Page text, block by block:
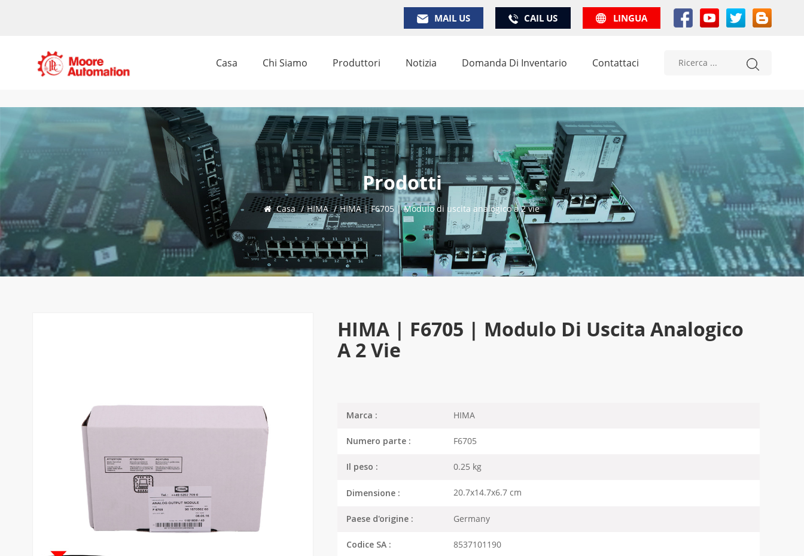
MAIL US CAIL US LINGUA
Casa Chi Siamo Produttori Notizia Domanda Di Inventario Contattaci
Prodotti
Casa / HIMA / HIMA | F6705 | Modulo di uscita analogico a 2 vie
HIMA | F6705 | Modulo Di Uscita Analogico
A 2 Vie
Marca : HIMA
Numero parte : F6705
Il peso : 0.25 kg
Dimensione : 20.7x14.7x6.7 cm
Paese d'origine : Germany
Codice SA : 8537101190